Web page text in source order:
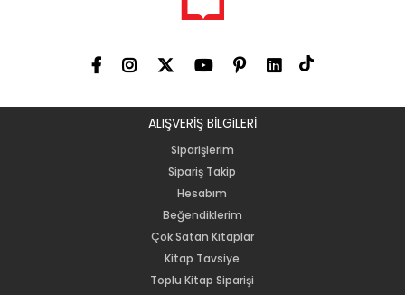
ALIŞVERİŞ BİLGiLERİ
Siparişlerim
Sipariş Takip
Hesabım
Beğendiklerim
Çok Satan Kitaplar
Kitap Tavsiye
Toplu Kitap Siparişi